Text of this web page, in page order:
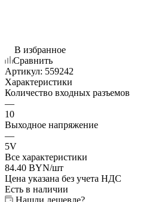
В избранное
Сравнить
Артикул: 559242
Характеристики
Количество входных разъемов
—
10
Выходное напряжение
—
5V
Все характеристики
84.40 BYN/шт
Цена указана без учета НДС
Есть в наличии
Нашли дешевле?